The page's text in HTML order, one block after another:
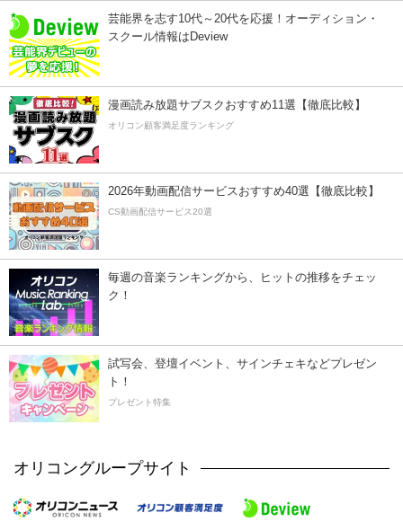
芸能界を志す10代～20代を応援！オーディション・
スクール情報はDeview
漫画読み放題サブスクおすすめ11選【徹底比較】
オリコン顧客満足度ランキング
2026年動画配信サービスおすすめ40選【徹底比較】
CS動画配信サービス20選
毎週の音楽ランキングから、ヒットの推移をチェッ
ク！
試写会、登壇イベント、サインチェキなどプレゼン
ト！
プレゼント特集
オリコングループサイト